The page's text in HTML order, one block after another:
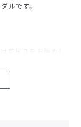
ルです。
乾拭きをお薦めし
、あらかじめ目立